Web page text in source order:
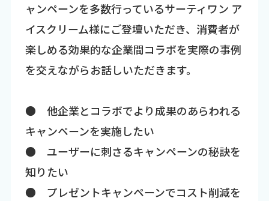
ャンペーンを多数行っているサーティワン ア
イスクリーム様にご登壇いただき、消費者が
楽しめる効果的な企業間コラボを実際の事例
を交えながらお話しいただきます。
● 他企業とコラボでより成果のあらわれる
キャンペーンを実施したい
● ユーザーに刺さるキャンペーンの秘訣を
知りたい
● プレゼントキャンペーンでコスト削減を